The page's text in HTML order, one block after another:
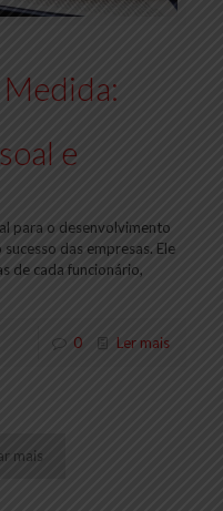
e
para o desenvolvimento
das empresas. Ele
de cada funcionário,
0 Ler mais
mais